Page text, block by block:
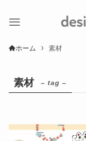
ホーム 素材
素材 – tag –